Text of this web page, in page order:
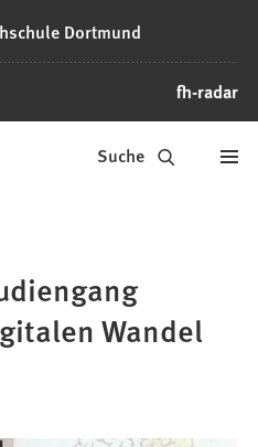
Dortmund
fh-radar
Suche
Wandel